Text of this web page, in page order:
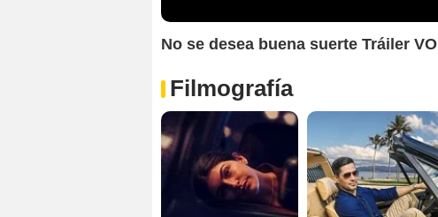
No se desea buena suerte Tráiler VO
Filmografía